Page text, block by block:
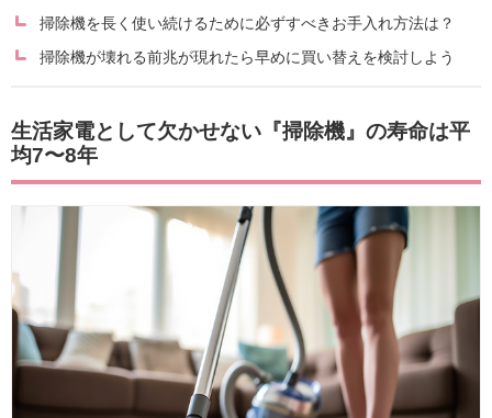
掃除機を長く使い続けるために必ずすべきお手入れ方法は？
掃除機が壊れる前兆が現れたら早めに買い替えを検討しよう
生活家電として欠かせない『掃除機』の寿命は平
均7〜8年